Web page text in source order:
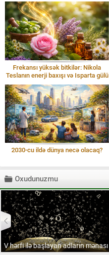
Frekansı yüksək bitkilər: Nikola
Teslanın enerji baxışı və Isparta gülü
2030-cu ildə dünya necə olacaq?
Oxudunuzmu
V hərfi ilə başlayan adların mənası